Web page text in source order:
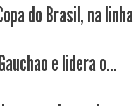
do Brasil, na
e lidera o...